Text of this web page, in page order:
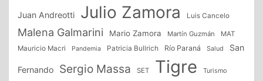
Juan Andreotti Julio Zamora Luis Cancelo
Malena Galmarini Mario Zamora Martín Guzmán
MAT
Mauricio Macri
Pandemia Patricia Bullrich Río Paraná Salud San
Fernando Sergio Massa SET Tigre Turismo